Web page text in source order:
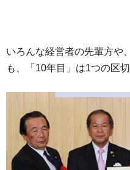
いろんな経営者の先輩方や
も、「10年目」は1つの区